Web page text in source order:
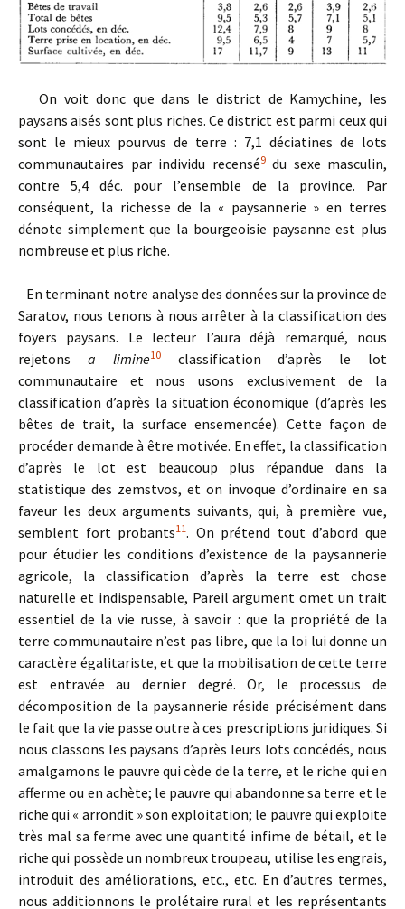
On voit donc que dans le district de Kamychine, les
paysans aisés sont plus riches. Ce district est parmi ceux qui
sont le mieux pourvus de terre : 7,1 déciatines de lots
communautaires par individu recensé9 du sexe masculin,
contre 5,4 déc. pour l’ensemble de la province. Par
conséquent, la richesse de la « paysannerie » en terres
dénote simplement que la bourgeoisie paysanne est plus
nombreuse et plus riche.
En terminant notre analyse des données sur la province de
Saratov, nous tenons à nous arrêter à la classification des
foyers paysans. Le lecteur l’aura déjà remarqué, nous
rejetons a limine10classification d’après le lot
communautaire et nous usons exclusivement de la
classification d’après la situation économique (d’après les
bêtes de trait, la surface ensemencée). Cette façon de
procéder demande à être motivée. En effet, la classification
d’après le lot est beaucoup plus répandue dans la
statistique des zemstvos, et on invoque d’ordinaire en sa
faveur les deux arguments suivants, qui, à première vue,
semblent fort probants11. On prétend tout d’abord que
pour étudier les conditions d’existence de la paysannerie
agricole, la classification d’après la terre est chose
naturelle et indispensable, Pareil argument omet un trait
essentiel de la vie russe, à savoir : que la propriété de la
terre communautaire n’est pas libre, que la loi lui donne un
caractère égalitariste, et que la mobilisation de cette terre
est entravée au dernier degré. Or, le processus de
décomposition de la paysannerie réside précisément dans
le fait que la vie passe outre à ces prescriptions juridiques. Si
nous classons les paysans d’après leurs lots concédés, nous
amalgamons le pauvre qui cède de la terre, et le riche qui en
afferme ou en achète; le pauvre qui abandonne sa terre et le
riche qui « arrondit » son exploitation; le pauvre qui exploite
très mal sa ferme avec une quantité infime de bétail, et le
riche qui possède un nombreux troupeau, utilise les engrais,
introduit des améliorations, etc., etc. En d’autres termes,
nous additionnons le prolétaire rural et les représentants